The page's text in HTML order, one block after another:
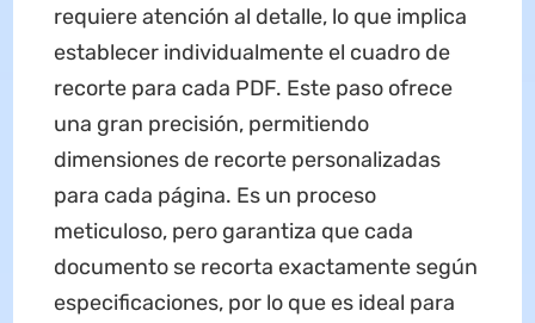
requiere atención al detalle, lo que implica
establecer individualmente el cuadro de
recorte para cada PDF. Este paso ofrece
una gran precisión, permitiendo
dimensiones de recorte personalizadas
para cada página. Es un proceso
meticuloso, pero garantiza que cada
documento se recorta exactamente según
especificaciones, por lo que es ideal para